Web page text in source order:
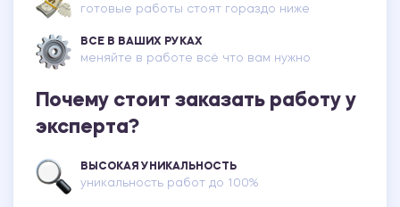
готовые работы стоят гораздо ниже
ВСЕ В ВАШИХ РУКАХ
меняйте в работе всё что вам нужно
Почему стоит заказать работу у
эксперта?
ВЫСОКАЯ УНИКАЛЬНОСТЬ
уникальность работ до 100%